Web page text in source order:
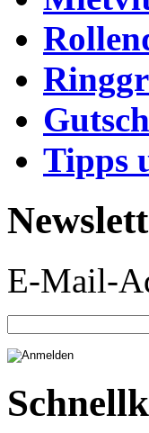
Tipps
E-Mail-